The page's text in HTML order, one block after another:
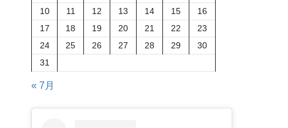
10
11 12 13 14 15
16
17
18 19 20 21 22
23
24
25 26 27 28 29
30
31
« 7月